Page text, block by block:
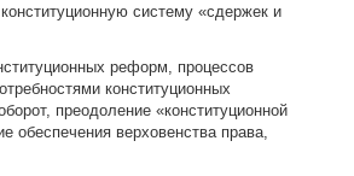
систему «сдержек и
реформ, процессов
конституционных
преодоление «конституционной
обеспечения верховенства права,